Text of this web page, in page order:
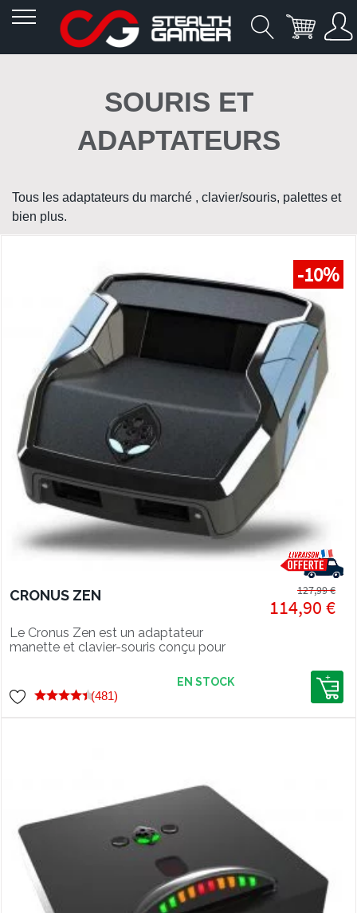
SOURIS ET
ADAPTATEURS
Tous les adaptateurs du marché , clavier/souris, palettes et
bien plus.
-10%
CRONUS ZEN
Le Cronus Zen est un adaptateur
manette et clavier-souris conçu pour
114,90 €
127,99 €
(481)
EN STOCK